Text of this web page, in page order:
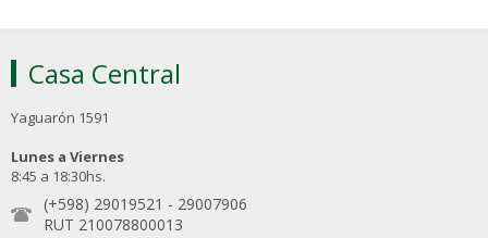
Casa Central
Yaguarón 1591
Lunes a Viernes
8:45 a 18:30hs.
(+598) 29019521 - 29007906
RUT 210078800013